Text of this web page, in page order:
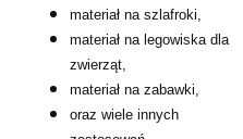
materiał na szlafroki,
materiał na legowiska dla
zwierząt,
materiał na zabawki,
oraz wiele innych